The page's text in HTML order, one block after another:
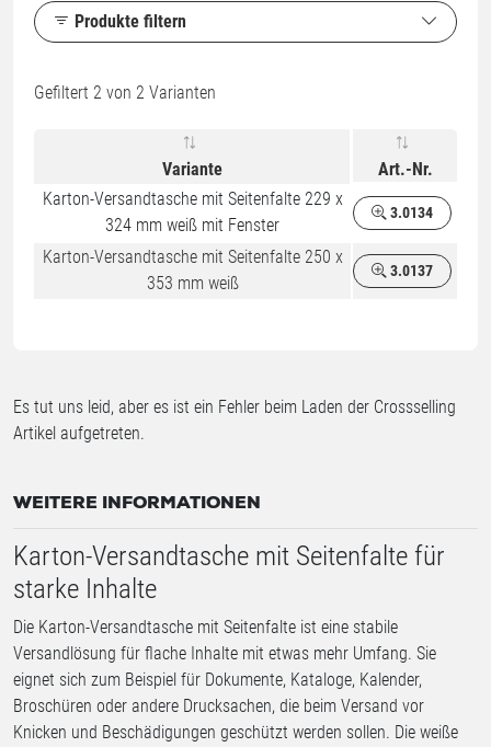
Produkte filtern
Gefiltert 2 von 2 Varianten
Variante
Art.-Nr.
Karton-Versandtasche mit Seitenfalte 229 x
324 mm weiß mit Fenster
3.0134
Karton-Versandtasche mit Seitenfalte 250 x
353 mm weiß
3.0137
Es tut uns leid, aber es ist ein Fehler beim Laden der Crossselling
Artikel aufgetreten.
WEITERE INFORMATIONEN
Karton-Versandtasche mit Seitenfalte für
starke Inhalte
Die Karton-Versandtasche mit Seitenfalte ist eine stabile
Versandlösung für flache Inhalte mit etwas mehr Umfang. Sie
eignet sich zum Beispiel für Dokumente, Kataloge, Kalender,
Broschüren oder andere Drucksachen, die beim Versand vor
Knicken und Beschädigungen geschützt werden sollen. Die weiße